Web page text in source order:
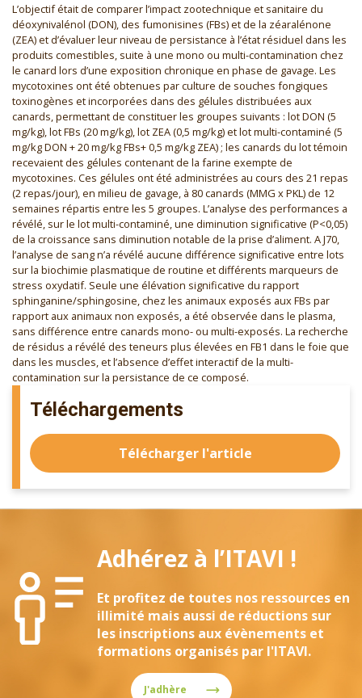
Téléchargements
Télécharger l'article
L’objectif était de comparer l’impact zootechnique et sanitaire du
déoxynivalénol (DON), des fumonisines (FBs) et de la zéaralénone
(ZEA) et d’évaluer leur niveau de persistance à l’état résiduel dans les
produits comestibles, suite à une mono ou multi-contamination chez
le canard lors d’une exposition chronique en phase de gavage. Les
mycotoxines ont été obtenues par culture de souches fongiques
toxinogènes et incorporées dans des gélules distribuées aux
canards, permettant de constituer les groupes suivants : lot DON (5
mg/kg), lot FBs (20 mg/kg), lot ZEA (0,5 mg/kg) et lot multi-contaminé (5
mg/kg DON + 20 mg/kg FBs+ 0,5 mg/kg ZEA) ; les canards du lot témoin
recevaient des gélules contenant de la farine exempte de
mycotoxines. Ces gélules ont été administrées au cours des 21 repas
(2 repas/jour), en milieu de gavage, à 80 canards (MMG x PKL) de 12
semaines répartis entre les 5 groupes. L’analyse des performances a
révélé, sur le lot multi-contaminé, une diminution significative (P<0,05)
de la croissance sans diminution notable de la prise d’aliment. A J70,
l’analyse de sang n’a révélé aucune différence significative entre lots
sur la biochimie plasmatique de routine et différents marqueurs de
stress oxydatif. Seule une élévation significative du rapport
sphinganine/sphingosine, chez les animaux exposés aux FBs par
rapport aux animaux non exposés, a été observée dans le plasma,
sans différence entre canards mono- ou multi-exposés. La recherche
de résidus a révélé des teneurs plus élevées en FB1 dans le foie que
dans les muscles, et l’absence d’effet interactif de la multi-
contamination sur la persistance de ce composé.
Adhérez à l’ITAVI !
Et profitez de toutes nos ressources en
illimité mais aussi de réductions sur
les inscriptions aux évènements et
formations organisés par l'ITAVI.
J'adhère